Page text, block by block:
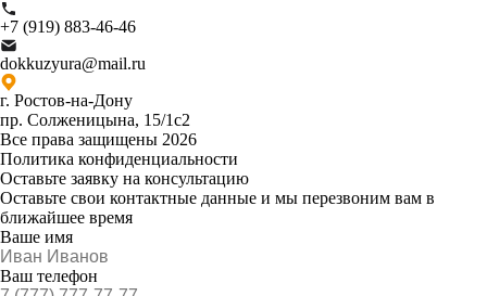
+7 (919) 883-46-46
dokkuzyura@mail.ru
г. Ростов-на-Дону
пр. Солженицына, 15/1с2
Все права защищены 2026
Политика конфиденциальности
Оставьте заявку на консультацию
Оставьте свои контактные данные и мы перезвоним вам в
ближайшее время
Ваше имя
Ваш телефон